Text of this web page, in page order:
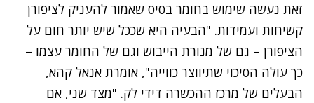
זאת נעשה שימוש בחומר בסיס שאמור להעניק לציפורן
קשיחות ועמידות. "הבעיה היא שככל שיש יותר חום על
הציפורן – גם של מנורת הייבוש וגם של החומר עצמו –
כך עולה הסיכוי שתיווצר כווייה", אומרת אנאל קהא,
הבעלים של מרכז ההכשרה דידי לק. "מצד שני, אם